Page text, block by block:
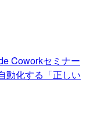
Coworkセミナー
動化する「正しい